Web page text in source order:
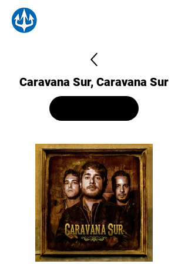
Caravana Sur, Caravana Sur